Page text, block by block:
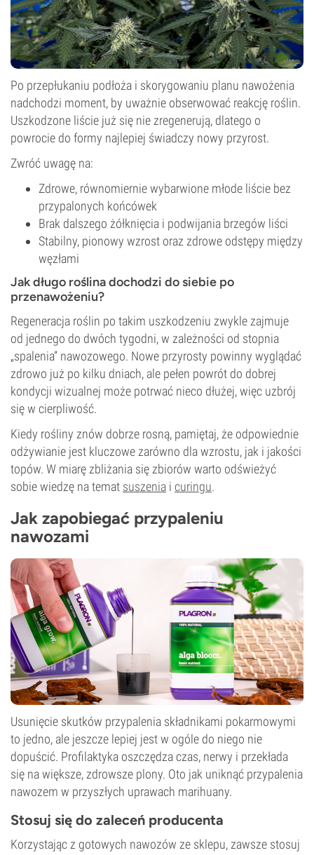
Po przepłukaniu podłoża i skorygowaniu planu nawożenia
nadchodzi moment, by uważnie obserwować reakcję roślin.
Uszkodzone liście już się nie zregenerują, dlatego o
powrocie do formy najlepiej świadczy nowy przyrost.
Zwróć uwagę na:
Zdrowe, równomiernie wybarwione młode liście bez
przypalonych końcówek
Brak dalszego żółknięcia i podwijania brzegów liści
Stabilny, pionowy wzrost oraz zdrowe odstępy między
węzłami
Jak długo roślina dochodzi do siebie po
przenawożeniu?
Regeneracja roślin po takim uszkodzeniu zwykle zajmuje
od jednego do dwóch tygodni, w zależności od stopnia
„spalenia” nawozowego. Nowe przyrosty powinny wyglądać
zdrowo już po kilku dniach, ale pełen powrót do dobrej
kondycji wizualnej może potrwać nieco dłużej, więc uzbrój
się w cierpliwość.
Kiedy rośliny znów dobrze rosną, pamiętaj, że odpowiednie
odżywianie jest kluczowe zarówno dla wzrostu, jak i jakości
topów. W miarę zbliżania się zbiorów warto odświeżyć
sobie wiedzę na temat suszenia i curingu.
Jak zapobiegać przypaleniu
nawozami
Usunięcie skutków przypalenia składnikami pokarmowymi
to jedno, ale jeszcze lepiej jest w ogóle do niego nie
dopuścić. Profilaktyka oszczędza czas, nerwy i przekłada
się na większe, zdrowsze plony. Oto jak uniknąć przypalenia
nawozem w przyszłych uprawach marihuany.
Stosuj się do zaleceń producenta
Korzystając z gotowych nawozów ze sklepu, zawsze stosuj